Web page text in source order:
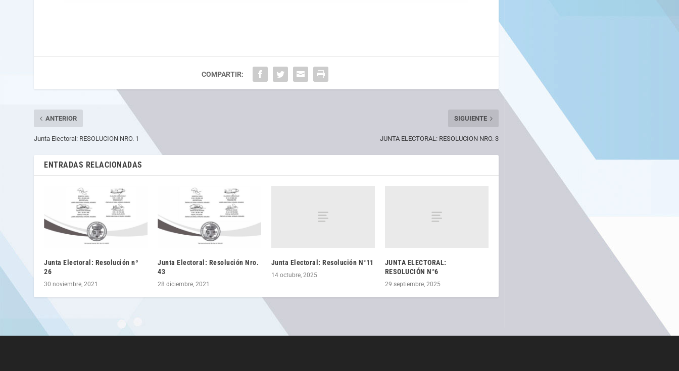
COMPARTIR:
ANTERIOR
Junta Electoral: RESOLUCION NRO. 1
SIGUIENTE
JUNTA ELECTORAL: RESOLUCION NRO. 3
ENTRADAS RELACIONADAS
Junta Electoral: Resolución nº
26
30 noviembre, 2021
Junta Electoral: Resolución Nro.
43
28 diciembre, 2021
Junta Electoral: Resolución N°11
14 octubre, 2025
JUNTA ELECTORAL:
RESOLUCIÓN N°6
29 septiembre, 2025